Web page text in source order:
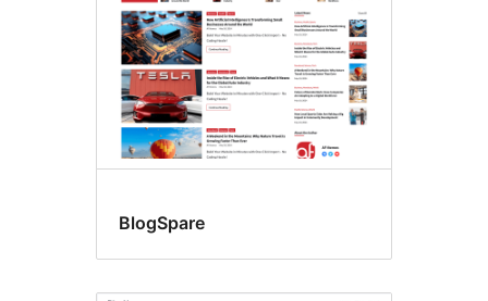
BlogSpare